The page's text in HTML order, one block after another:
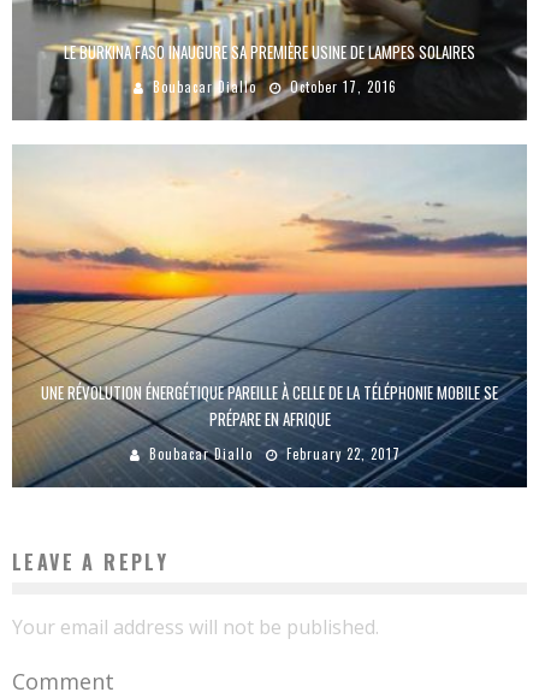
LE BURKINA FASO INAUGURE SA PREMIÈRE USINE DE LAMPES SOLAIRES
Boubacar Diallo October 17, 2016
UNE RÉVOLUTION ÉNERGÉTIQUE PAREILLE À CELLE DE LA TÉLÉPHONIE MOBILE SE
PRÉPARE EN AFRIQUE
Boubacar Diallo February 22, 2017
LEAVE A REPLY
Your email address will not be published.
Comment